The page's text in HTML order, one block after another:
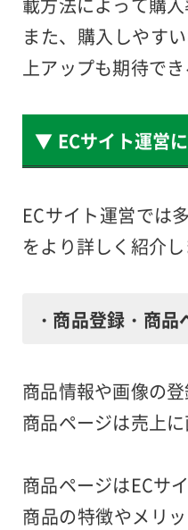
上につながります。
例えば、同じ商品
載方法によって購
また、購入しやす
上アップも期待で
▼ ECサイト運営に
ECサイト運営で
・商品登録・商品
商品情報や画像の